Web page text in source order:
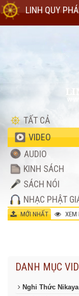
LINH QUY
TẤT CẢ
VIDEO
AUDIO
KINH SÁCH
SÁCH NÓI
NHẠC PHẬT
MỚI NHẤT XEM
DANH MỤC
Nghi Thức Nikaya